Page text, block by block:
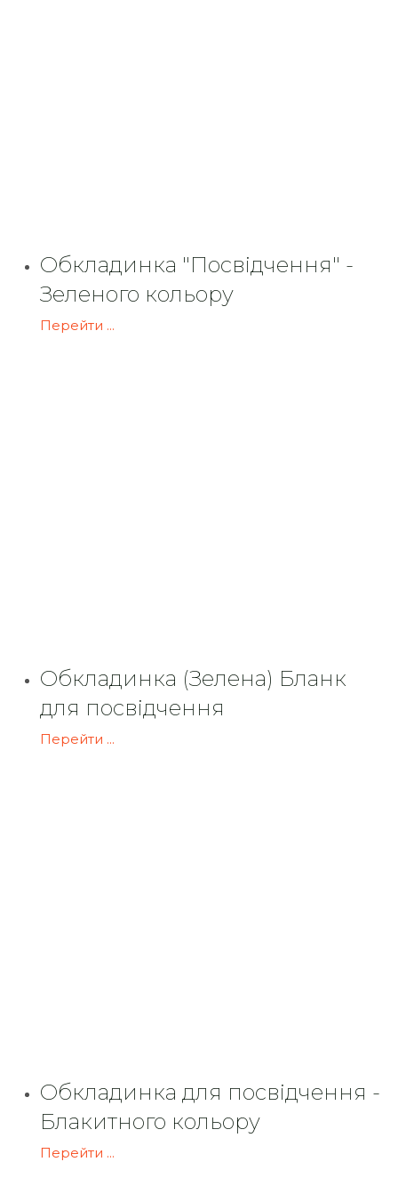
Обкладинка "Посвідчення" -
Зеленого кольору
Перейти ...
Обкладинка (Зелена) Бланк
для посвідчення
Перейти ...
Обкладинка для посвідчення -
Блакитного кольору
Перейти ...